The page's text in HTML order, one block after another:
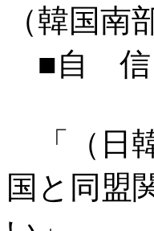
（韓国
■自 信
「（日
国と同盟